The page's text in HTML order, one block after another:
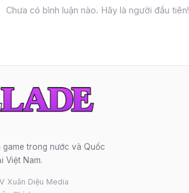
Chưa có bình luận nào. Hãy là người đầu tiên!
game trong nước và Quốc
Việt Nam.
Xuân Diệu Media